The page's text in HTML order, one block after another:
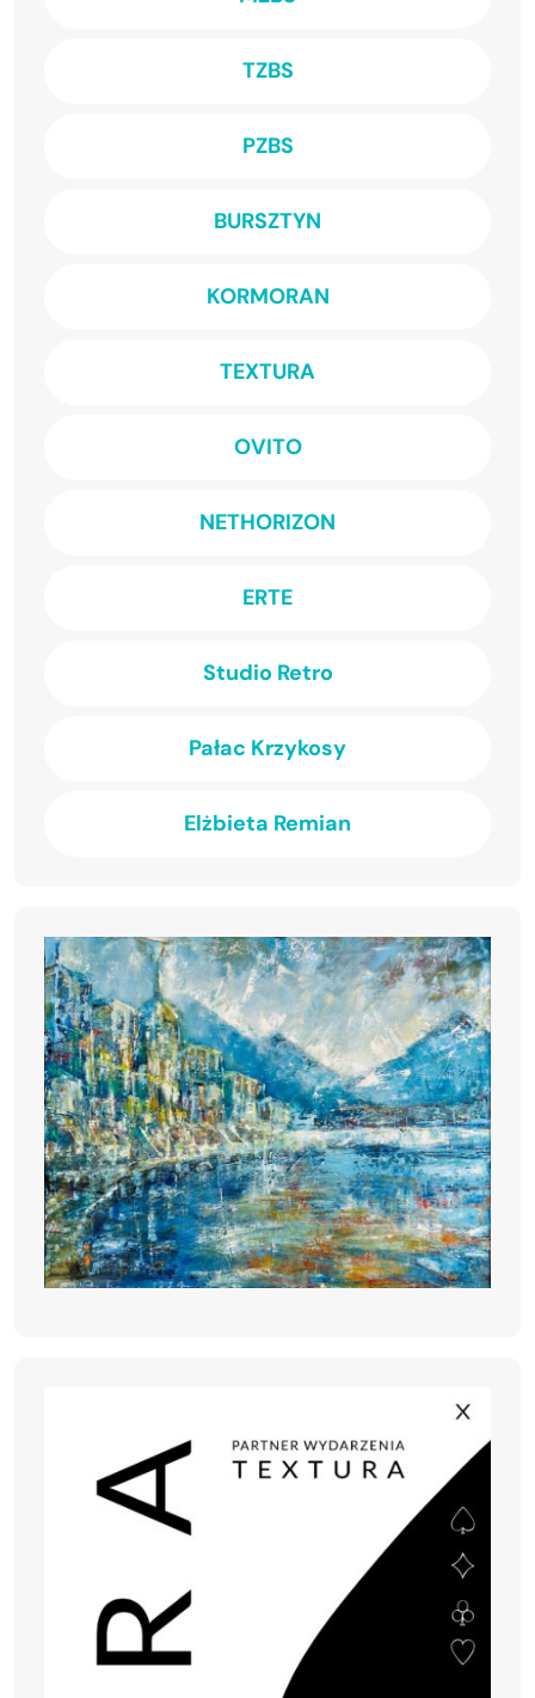
TZBS
PZBS
BURSZTYN
KORMORAN
TEXTURA
OVITO
NETHORIZON
ERTE
Studio Retro
Pałac Krzykosy
Elżbieta Remian